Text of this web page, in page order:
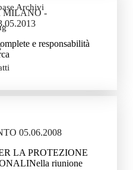
Archivi
MILANO -
e responsabilità
05.06.2008
LA PROTEZIONE
riunione